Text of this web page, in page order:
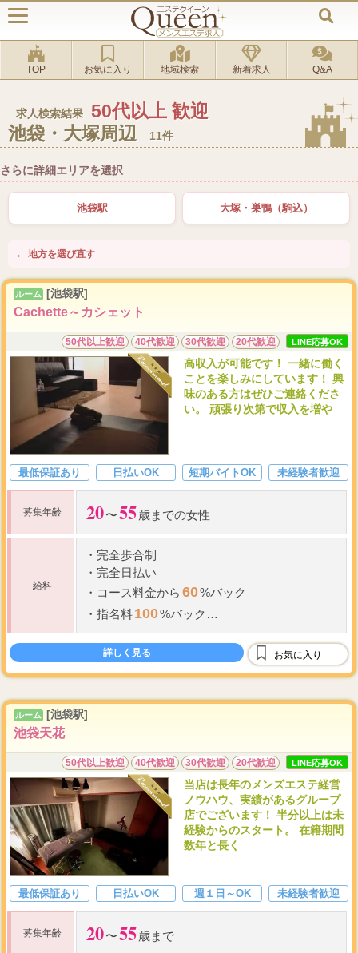
TOP お気に入り 地域検索 新着求人 Q&A
求人検索結果
50代以上 歓迎
池袋・大塚周辺
11件
さらに詳細エリアを選択
池袋駅 大塚・巣鴨（駒込）
← 地方を選び直す
ルーム [池袋駅]
Cachette～カシェット
50代以上歓迎 40代歓迎 30代歓迎 20代歓迎 LINE応募OK
高収入が可能です！ 一緒に働く
ことを楽しみにしています！ 興
味のある方はぜひご連絡くださ
い。 頑張り次第で収入を増や
最低保証あり 日払いOK 短期バイトOK 未経験者歓迎
募集年齢 20〜55歳までの女性
給料
・ 完全歩合制
・ 完全日払い
・ コース料金から 60%バック
・ 指名料100%バック
雑費、割引などは店側の負担
新人期間は待機保障あり
詳しく見る お気に入り
ルーム [池袋駅]
池袋天花
50代以上歓迎 40代歓迎 30代歓迎 20代歓迎 LINE応募OK
当店は長年のメンズエステ経営
ノウハウ、実績があるグループ
店でございます！ 半分以上は未
経験からのスタート。 在籍期間
数年と長く
最低保証あり 日払いOK 週１日～OK 未経験者歓迎
募集年齢 20〜55歳まで